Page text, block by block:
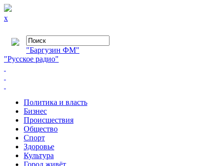
x
"Баргузин ФМ"
"Русское радио"
Политика и власть
Бизнес
Происшествия
Общество
Cпорт
Здоровье
Культура